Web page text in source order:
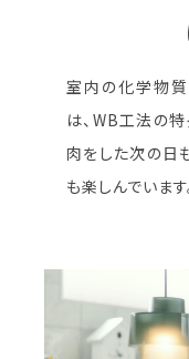
室内の化学物
は、WB工法の
肉をした次の日
も楽しんでいます